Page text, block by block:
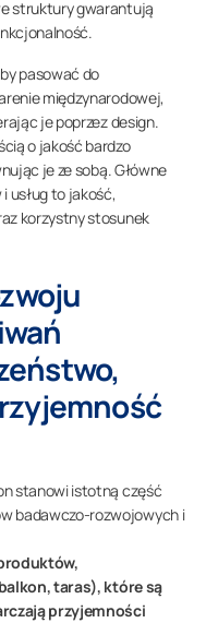
struktury gwarantują
pasować do
międzynarodowej,
je poprzez design.
o jakość bardzo
je ze sobą. Główne
usług to jakość,
korzystny stosunek
stanowi istotną część
badawczo-rozwojowych i
taras), które są
przyjemności